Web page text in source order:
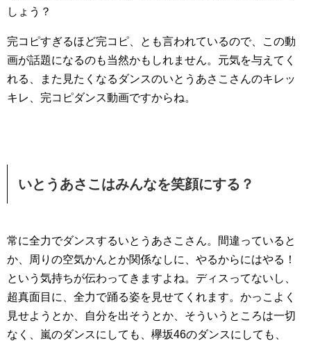
しょう？
完コピすぎるほど完コピ、とも言われているので、この動
画が話題になるのも当然かもしれません。元気を与えてく
れる、また見たくなるダンスのいとうあさこさんのキレッ
キレ、完コピダンス動画ですからね。
いとうあさこはみんなを笑顔にする？
常に全力でダンスするいとうあさこさん。間違っていると
か、周りの空気かんとか関係なしに、やるからにはやる！
という気持ちが伝わってきますよね。ディスってないし、
超真面目に、全力で踊る姿を見せてくれます。かっこよく
見せようとか、自分を出そうとか、そういうところは一切
なく、嵐のダンスにしても、欅坂46のダンスにしても、